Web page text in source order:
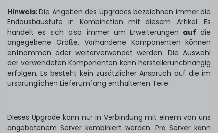
Hinweis:Die Angaben des Upgrades bezeichnen immer die
Endausbaustufe in Kombination mit diesem Artikel. Es
handelt es sich also immer um Erweiterungen auf die
angegebene Größe. Vorhandene Komponenten können
entnommen oder weiterverwendet werden. Die Auswahl
der verwendeten Komponenten kann herstellerunabhängig
erfolgen. Es besteht kein zusätzlicher Anspruch auf die im
ursprünglichen Lieferumfang enthaltenen Teile.
Dieses Upgrade kann nur in Verbindung mit einem von uns
angebotenem Server kombiniert werden. Pro Server kann